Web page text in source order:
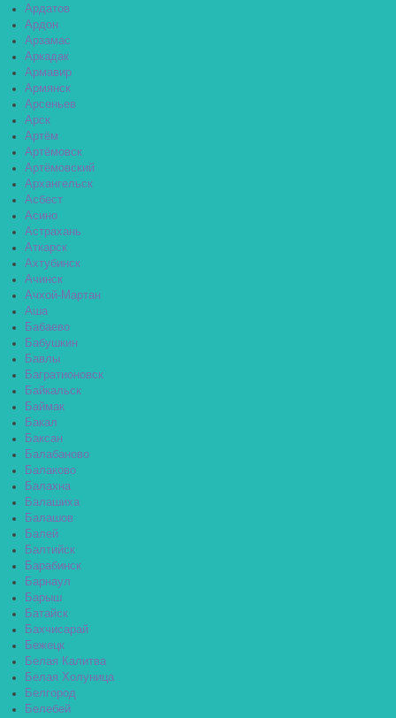
Ардатов
Ардон
Арзамас
Аркадак
Армавир
Армянск
Арсеньев
Арск
Артём
Артёмовск
Артёмовский
Архангельск
Асбест
Асино
Астрахань
Аткарск
Ахтубинск
Ачинск
Ачхой-Мартан
Аша
Бабаево
Бабушкин
Бавлы
Багратионовск
Байкальск
Баймак
Бакал
Баксан
Балабаново
Балаково
Балахна
Балашиха
Балашов
Балей
Балтийск
Барабинск
Барнаул
Барыш
Батайск
Бахчисарай
Бежецк
Белая Калитва
Белая Холуница
Белгород
Белебей